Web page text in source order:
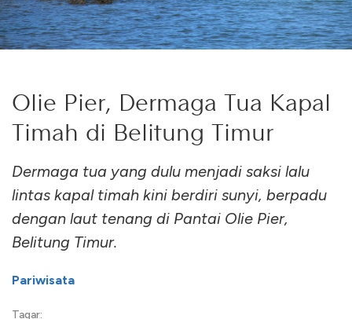
Olie Pier, Dermaga Tua Kapal
Timah di Belitung Timur
Dermaga tua yang dulu menjadi saksi lalu
lintas kapal timah kini berdiri sunyi, berpadu
dengan laut tenang di Pantai Olie Pier,
Belitung Timur.
Pariwisata
Tagar: